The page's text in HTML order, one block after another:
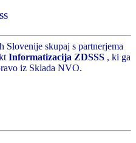
Slovenije skupaj s partnerjema
Informatizacija ZDSSS , ki ga
iz Sklada NVO.